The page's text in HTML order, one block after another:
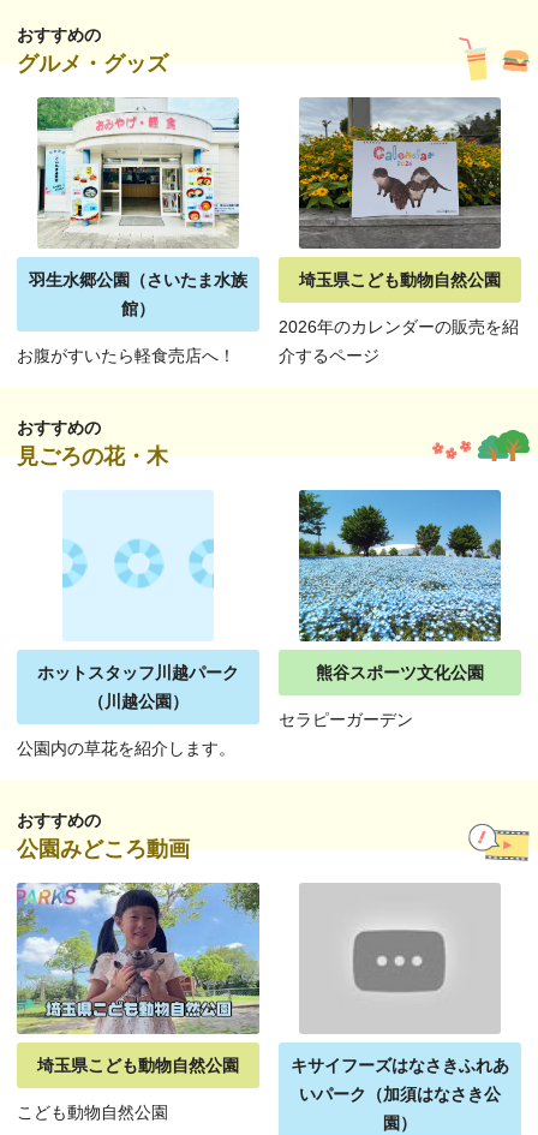
おすすめの
グルメ・グッズ
羽生水郷公園（さいたま水族
館）
お腹がすいたら軽食売店へ！
埼玉県こども動物自然公園
2026年のカレンダーの販売を紹
介するページ
おすすめの
見ごろの花・木
ホットスタッフ川越パーク
（川越公園）
公園内の草花を紹介します。
熊谷スポーツ文化公園
セラピーガーデン
おすすめの
公園みどころ動画
埼玉県こども動物自然公園
こども動物自然公園
キサイフーズはなさきふれあ
いパーク（加須はなさき公
園）